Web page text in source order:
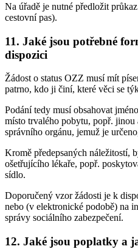
Na úřadě je nutné předložit
cestovní pas).
11. Jaké jsou potřebné
dispozici
Žádost o status OZZ musí mít
patrno, kdo ji činí, které věci se
Podání tedy musí obsahovat
místo trvalého pobytu, popř. jinou
správního orgánu, jemuž je
Kromě předepsaných náležitostí,
ošetřujícího lékaře, popř.
sídlo.
Doporučený vzor žádosti je k
nebo (v elektronické podobě) na
správy sociálního zabezpečení.
12. Jaké jsou poplatky a